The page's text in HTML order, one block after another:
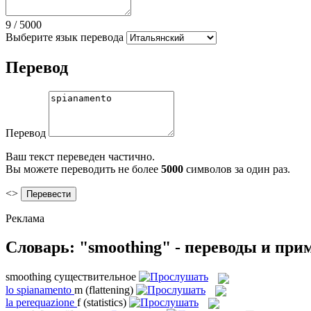
9 / 5000
Выберите язык перевода
Перевод
Перевод
Ваш текст переведен частично.
Вы можете переводить не более 5000 символов за один раз.
<>
Реклама
Словарь: "smoothing" - переводы и
smoothing существительное
lo spianamento m (flattening)
la perequazione f (statistics)